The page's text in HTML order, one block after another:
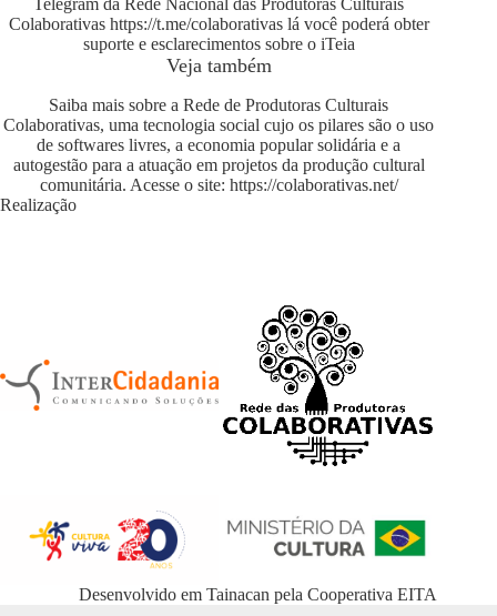
Telegram da Rede Nacional das Produtoras Culturais
Colaborativas https://t.me/colaborativaslá você poderá obter
suporte e esclarecimentos sobre o iTeia
Veja também
Saiba mais sobre a Rede de Produtoras Culturais
Colaborativas, uma tecnologia social cujo os pilares são o uso
de softwares livres, a economia popular solidária e a
autogestão para a atuação em projetos da produção cultural
comunitária. Acesse o site: https://colaborativas.net/
Realização
Desenvolvido emTainacan pelaCooperativa EITA